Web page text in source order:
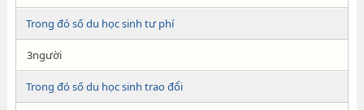
Trong đó số du học sinh tư phí
3người
Trong đó số du học sinh trao đổi